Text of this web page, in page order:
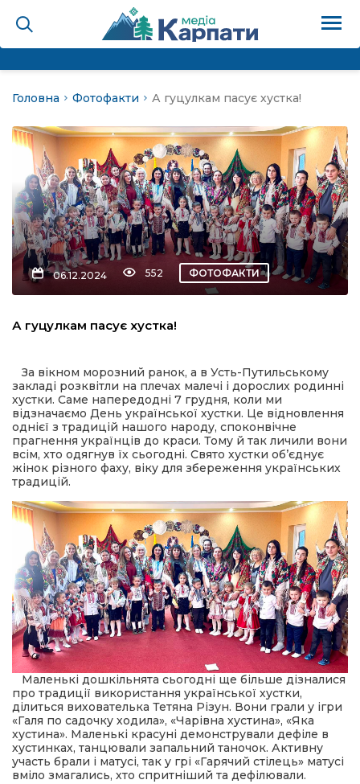
голос гірського
холєра, шо вповідає
Героям!
вісті
голос гірського краю
умови придбання
та контакти
Головна Фотофакти А гуцулкам пасує хустка!
06.12.2024 552 ФОТОФАКТИ
А гуцулкам пасує хустка!
За вікном морозний ранок, а в Усть-Путильському
закладі розквітли на плечах малечі і дорослих родинні
хустки. Саме напередодні 7 грудня, коли ми
відзначаємо День української хустки. Це відновлення
однієї з традицій нашого народу, споконвічне
прагнення українців до краси. Тому й так личили вони
всім, хто одягнув їх сьогодні. Свято хустки обʼєднує
жінок різного фаху, віку для збереження українських
традицій.
Маленькі дошкільнята сьогодні ще більше дізналися
про традиції використання української хустки,
ділиться вихователька Тетяна Різун. Вони грали у ігри
«Галя по садочку ходила», «Чарівна хустина», «Яка
хустина». Маленькі красуні демонстрували дефіле в
хустинках, танцювали запальний таночок. Активну
участь брали і матусі, так у грі «Гарячий стілець» матусі
вміло змагались, хто спритніший та дефілювали.